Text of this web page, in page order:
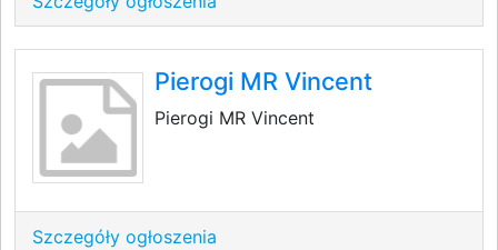
Pierogi MR Vincent
Pierogi MR Vincent
Szczegóły ogłoszenia